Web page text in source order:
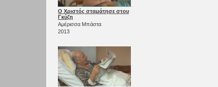
Ο Χριστός σταμάτησε στου
Γκύζη
Αμέρισσα Μπάστα
2013